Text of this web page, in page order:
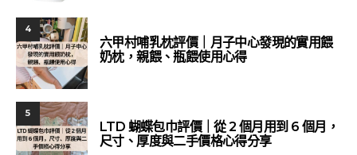
4
六甲村哺乳枕評價｜月子中心發現的實用餵
奶枕，親餵、瓶餵使用心得
5
LTD 蝴蝶包巾評價｜從 2 個月用到 6 個月，
尺寸、厚度與二手價格心得分享